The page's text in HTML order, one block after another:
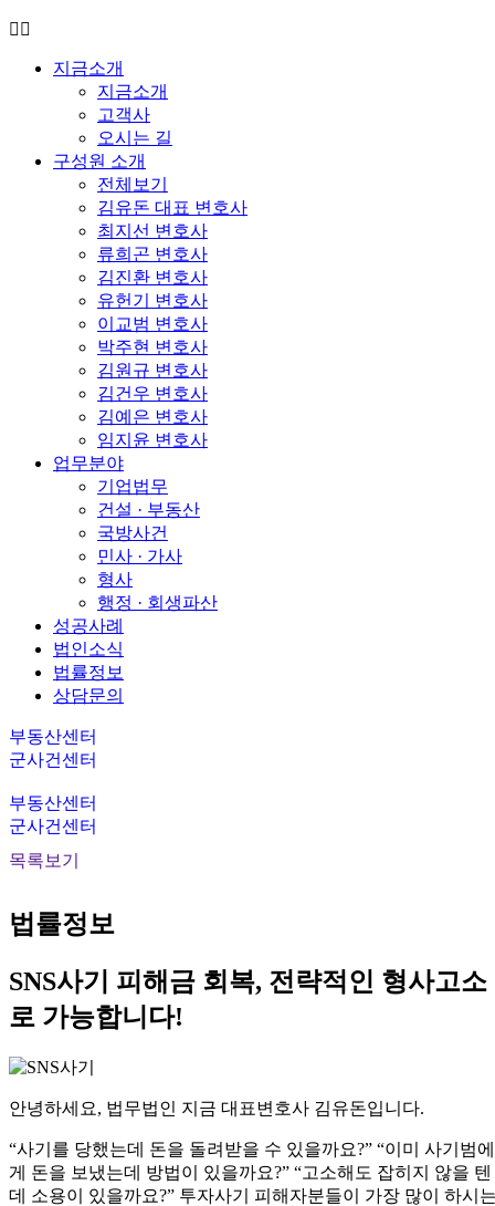
지금소개
지금소개
고객사
오시는 길
구성원 소개
전체보기
김유돈 대표 변호사
최지선 변호사
류희곤 변호사
김진환 변호사
유헌기 변호사
이교범 변호사
박주현 변호사
김원규 변호사
김건우 변호사
김예은 변호사
임지윤 변호사
업무분야
기업법무
건설 · 부동산
국방사건
민사 · 가사
형사
행정 · 회생파산
성공사례
법인소식
법률정보
상담문의
부동산센터
군사건센터
부동산센터
군사건센터
목록보기
법률정보
SNS사기 피해금 회복, 전략적인 형사고소
로 가능합니다!
안녕하세요, 법무법인 지금 대표변호사 김유돈입니다.
“사기를 당했는데 돈을 돌려받을 수 있을까요?” “이미 사기범에
게 돈을 보냈는데 방법이 있을까요?” “고소해도 잡히지 않을 텐
데 소용이 있을까요?” 투자사기 피해자분들이 가장 많이 하시